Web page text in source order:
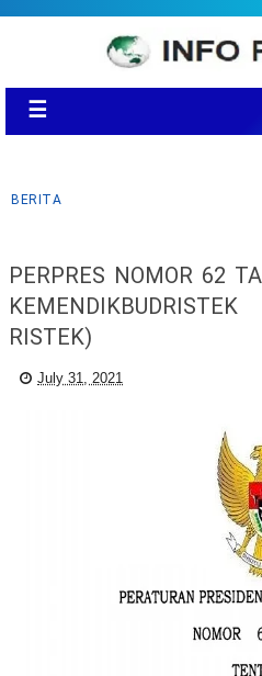
☰
BERITA
PERPRES NOMOR 62
RISTEK)
July 31, 2021